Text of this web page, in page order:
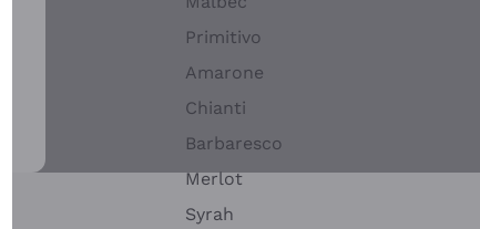
Primitivo
Amarone
Chianti
Barbaresco
Merlot
Syrah